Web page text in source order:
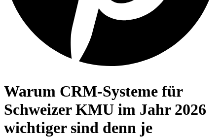
Warum CRM-Systeme für
Schweizer KMU im Jahr 2026
wichtiger sind denn je